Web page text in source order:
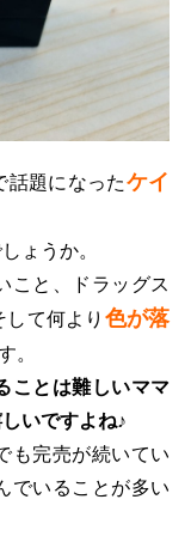
話題になったケイ
ょうか。
こと、ドラッグス
て何より 色が落
。
ことは難しいママ
いですよね♪
も完売が続いてい
でいることが多い